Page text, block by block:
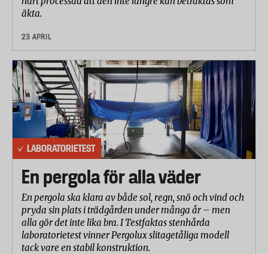
äkta.
23 APRIL
LABORATORIETEST
En pergola för alla väder
En pergola ska klara av både sol, regn, snö och vind och
pryda sin plats i trädgården under många år – men
alla gör det inte lika bra. I Testfaktas stenhårda
laboratorietest vinner Pergolux slitagetåliga modell
tack vare en stabil konstruktion.